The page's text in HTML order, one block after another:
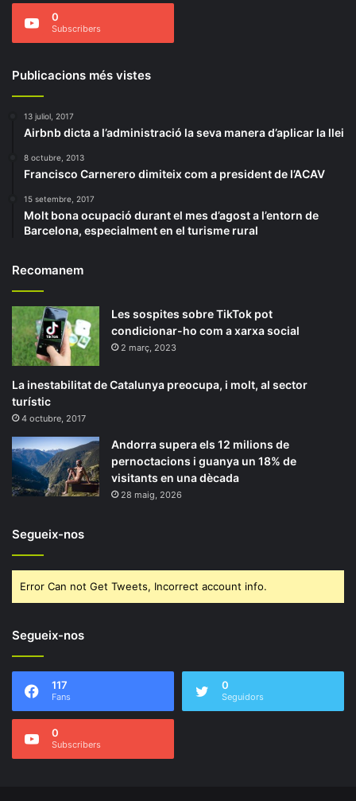
0
Subscribers
Publicacions més vistes
13 juliol, 2017
Airbnb dicta a l’administració la seva manera d’aplicar la llei
8 octubre, 2013
Francisco Carnerero dimiteix com a president de l’ACAV
15 setembre, 2017
Molt bona ocupació durant el mes d’agost a l’entorn de
Barcelona, especialment en el turisme rural
Recomanem
Les sospites sobre TikTok pot
condicionar-ho com a xarxa social
2 març, 2023
La inestabilitat de Catalunya preocupa, i molt, al sector
turístic
4 octubre, 2017
Andorra supera els 12 milions de
pernoctacions i guanya un 18% de
visitants en una dècada
28 maig, 2026
Segueix-nos
Error Can not Get Tweets, Incorrect account info.
Segueix-nos
117
Fans
0
Seguidors
0
Subscribers